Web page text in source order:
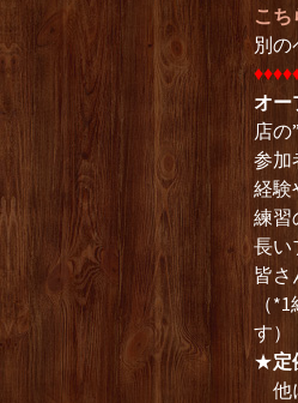
こ
別の
オー
店の
参加
経験
練習
長い
皆さ
（
す）
★定
他